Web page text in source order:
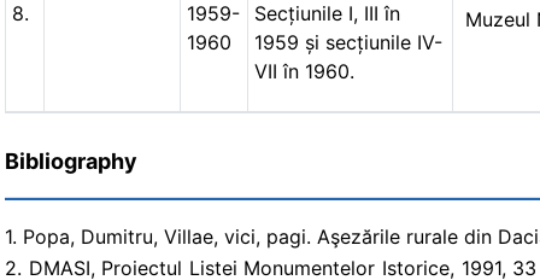
8.
1959-
1960
Secțiunile I, III în
1959 și secțiunile IV-
VII în 1960.
Muzeul
Bibliography
1. Popa, Dumitru, Villae, vici, pagi. Aşezările rurale din
2. DMASI, Proiectul Listei Monumentelor Istorice, 1991,